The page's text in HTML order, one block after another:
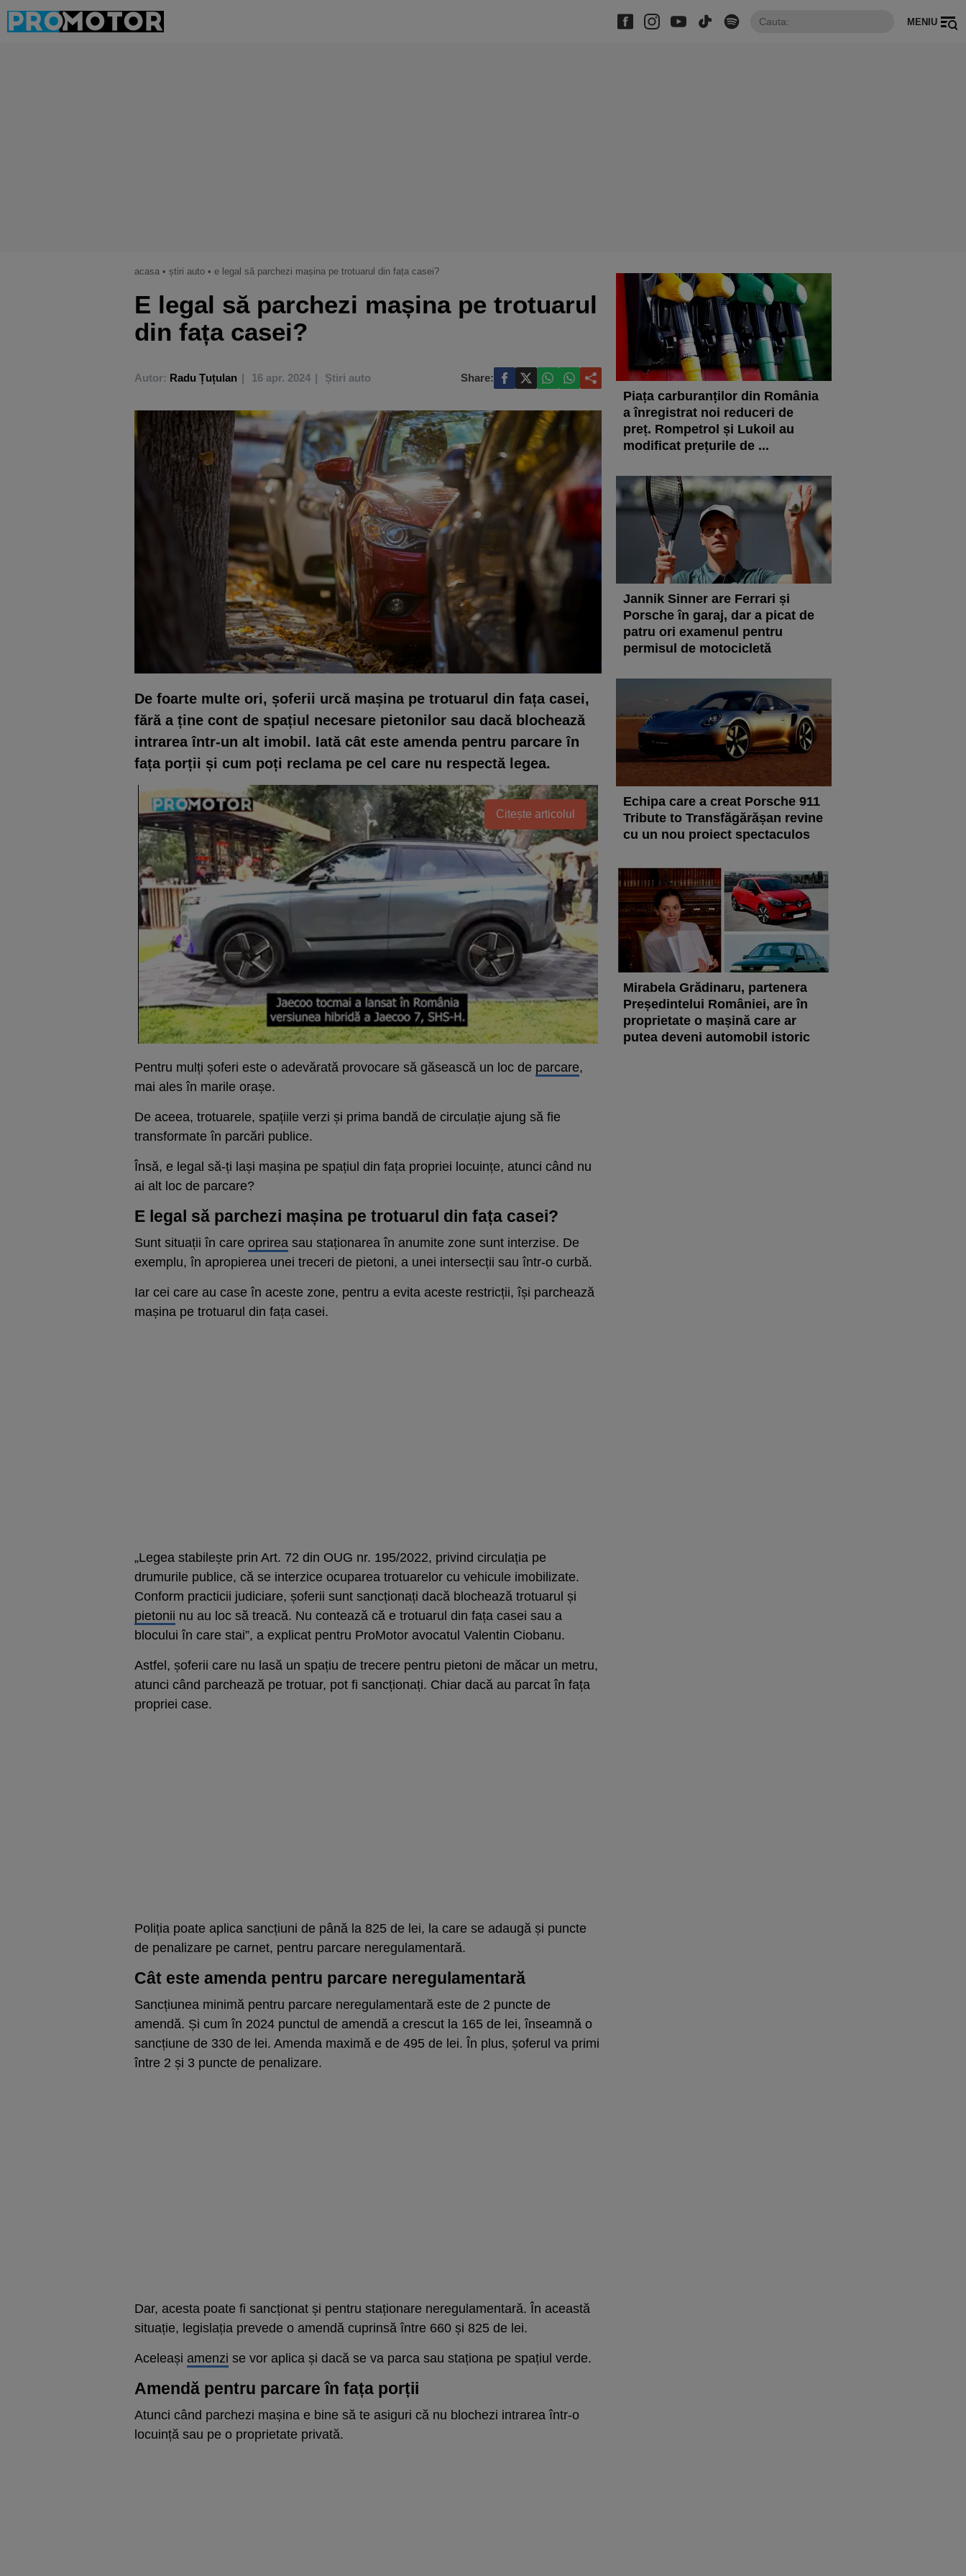
MENIU
acasa • știri auto • e legal să parchezi mașina pe trotuarul din fața casei?
E legal să parchezi mașina pe trotuarul
din fața casei?
Autor: Radu Țuțulan 16 apr. 2024 Știri auto Share:
De foarte multe ori, șoferii urcă mașina pe trotuarul din fața casei,
fără a ține cont de spațiul necesare pietonilor sau dacă blochează
intrarea într-un alt imobil. Iată cât este amenda pentru parcare în
fața porții și cum poți reclama pe cel care nu respectă legea.
Citește articolul
Pentru mulți șoferi este o adevărată provocare să găsească un loc de parcare,
mai ales în marile orașe.
De aceea, trotuarele, spațiile verzi și prima bandă de circulație ajung să fie
transformate în parcări publice.
Însă, e legal să-ți lași mașina pe spațiul din fața propriei locuințe, atunci când nu
ai alt loc de parcare?
E legal să parchezi mașina pe trotuarul din fața casei?
Sunt situații în care oprirea sau staționarea în anumite zone sunt interzise. De
exemplu, în apropierea unei treceri de pietoni, a unei intersecții sau într-o curbă.
Iar cei care au case în aceste zone, pentru a evita aceste restricții, își parchează
mașina pe trotuarul din fața casei.
„Legea stabilește prin Art. 72 din OUG nr. 195/2022, privind circulația pe
drumurile publice, că se interzice ocuparea trotuarelor cu vehicule imobilizate.
Conform practicii judiciare, șoferii sunt sancționați dacă blochează trotuarul și
pietonii nu au loc să treacă. Nu contează că e trotuarul din fața casei sau a
blocului în care stai”, a explicat pentru ProMotor avocatul Valentin Ciobanu.
Astfel, șoferii care nu lasă un spațiu de trecere pentru pietoni de măcar un metru,
atunci când parchează pe trotuar, pot fi sancționați. Chiar dacă au parcat în fața
propriei case.
Poliția poate aplica sancțiuni de până la 825 de lei, la care se adaugă și puncte
de penalizare pe carnet, pentru parcare neregulamentară.
Cât este amenda pentru parcare neregulamentară
Sancțiunea minimă pentru parcare neregulamentară este de 2 puncte de
amendă. Și cum în 2024 punctul de amendă a crescut la 165 de lei, înseamnă o
sancțiune de 330 de lei. Amenda maximă e de 495 de lei. În plus, șoferul va primi
între 2 și 3 puncte de penalizare.
Dar, acesta poate fi sancționat și pentru staționare neregulamentară. În această
situație, legislația prevede o amendă cuprinsă între 660 și 825 de lei.
Aceleași amenzi se vor aplica și dacă se va parca sau staționa pe spațiul verde.
Amendă pentru parcare în fața porții
Atunci când parchezi mașina e bine să te asiguri că nu blochezi intrarea într-o
locuință sau pe o proprietate privată.
Piața carburanților din România
a înregistrat noi reduceri de
preț. Rompetrol și Lukoil au
modificat prețurile de ...
Jannik Sinner are Ferrari și
Porsche în garaj, dar a picat de
patru ori examenul pentru
permisul de motocicletă
Echipa care a creat Porsche 911
Tribute to Transfăgărășan revine
cu un nou proiect spectaculos
Mirabela Grădinaru, partenera
Președintelui României, are în
proprietate o mașină care ar
putea deveni automobil istoric